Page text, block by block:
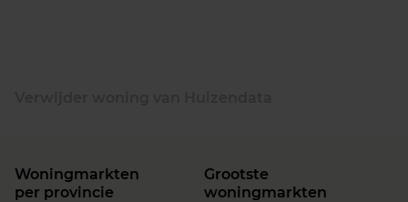
Woningmarkten
per provincie
Grootste
woningmarkten